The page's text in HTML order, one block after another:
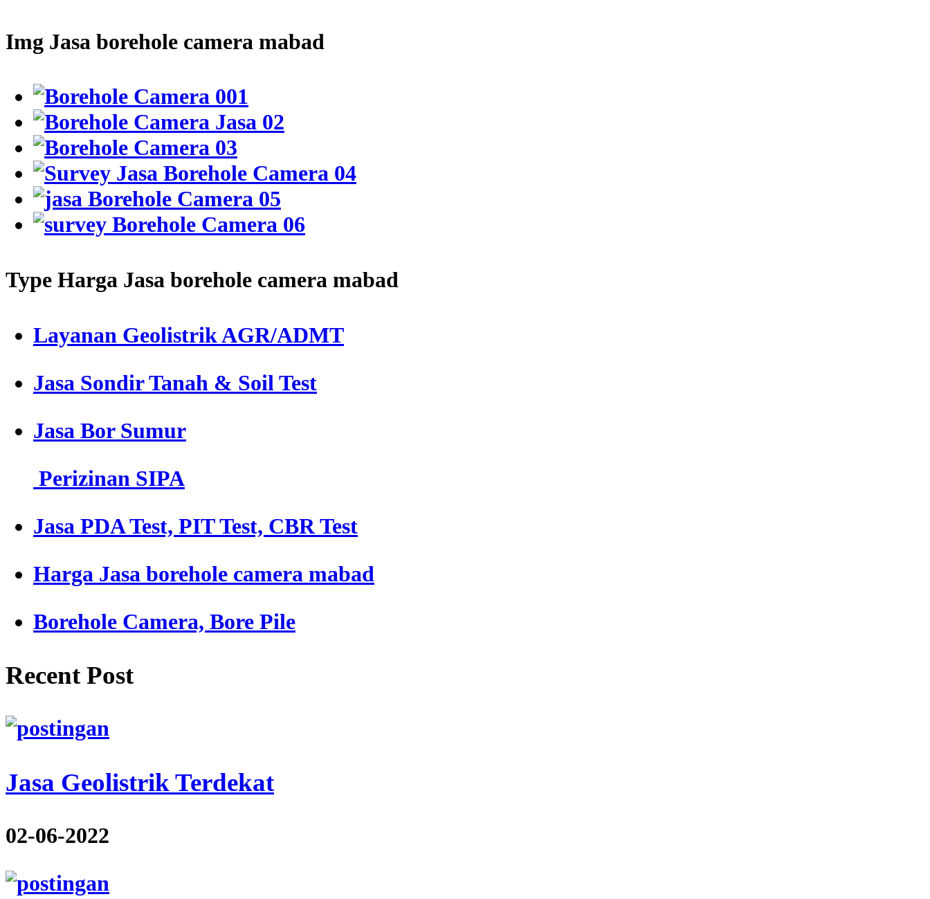
Img Jasa borehole camera mabad
Type Harga Jasa borehole camera mabad
Layanan Geolistrik AGR/ADMT
Jasa Sondir Tanah & Soil Test
Jasa Bor Sumur
Perizinan SIPA
Jasa PDA Test, PIT Test, CBR Test
Harga Jasa borehole camera mabad
Borehole Camera, Bore Pile
Recent Post
Jasa Geolistrik Terdekat
02-06-2022